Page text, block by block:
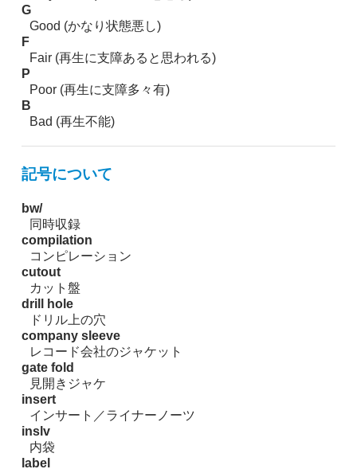
G
Good (かなり状態悪し)
F
Fair (再生に支障あると思われる)
P
Poor (再生に支障多々有)
B
Bad (再生不能)
記号について
bw/
同時収録
compilation
コンピレーション
cutout
カット盤
drill hole
ドリル上の穴
company sleeve
レコード会社のジャケット
gate fold
見開きジャケ
insert
インサート／ライナーノーツ
inslv
内袋
label